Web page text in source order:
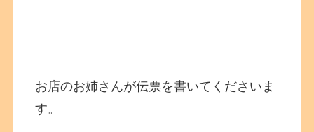
お店のお姉さんが伝票を書いてくださいま
す。